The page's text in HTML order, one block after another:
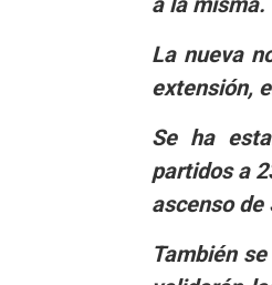
La nueva
extensión,
Se ha
partidos a
ascenso de
También